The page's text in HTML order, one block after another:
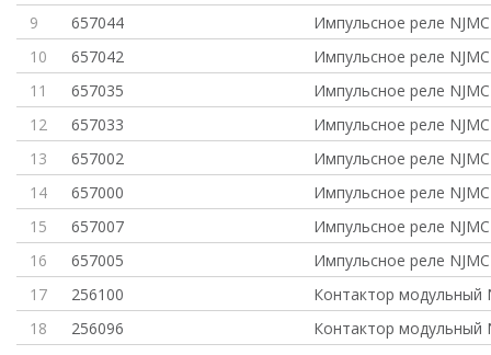
9
657044
Импульсное реле
10
657042
Импульсное реле
11
657035
Импульсное реле
12
657033
Импульсное реле
13
657002
Импульсное реле
14
657000
Импульсное реле
15
657007
Импульсное реле
16
657005
Импульсное реле
17
256100
Контактор модульный
18
256096
Контактор модульный